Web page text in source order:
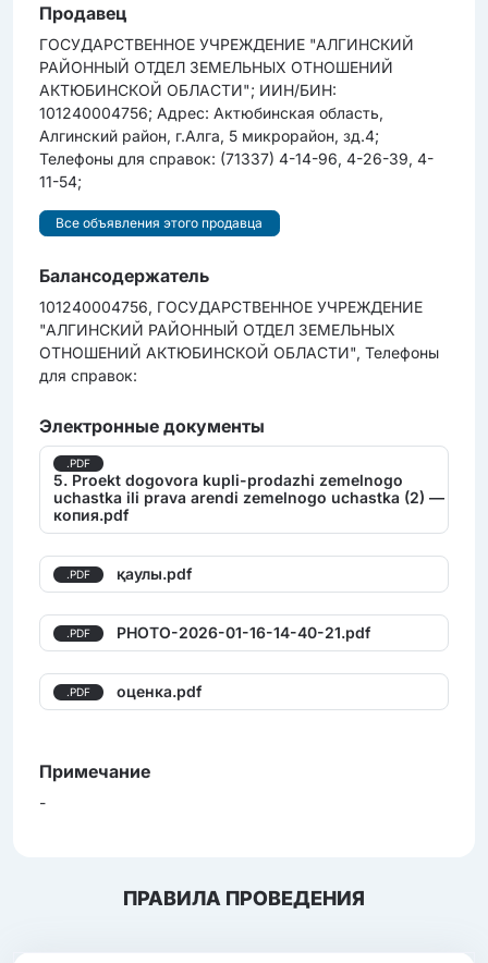
Продавец
ГОСУДАРСТВЕННОЕ УЧРЕЖДЕНИЕ "АЛГИНСКИЙ
РАЙОННЫЙ ОТДЕЛ ЗЕМЕЛЬНЫХ ОТНОШЕНИЙ
АКТЮБИНСКОЙ ОБЛАСТИ"; ИИН/БИН:
101240004756; Адрес: Актюбинская область,
Алгинский район, г.Алга, 5 микрорайон, зд.4;
Телефоны для справок: (71337) 4-14-96, 4-26-39, 4-
11-54;
Все объявления этого продавца
Балансодержатель
101240004756, ГОСУДАРСТВЕННОЕ УЧРЕЖДЕНИЕ
"АЛГИНСКИЙ РАЙОННЫЙ ОТДЕЛ ЗЕМЕЛЬНЫХ
ОТНОШЕНИЙ АКТЮБИНСКОЙ ОБЛАСТИ", Телефоны
для справок:
Электронные документы
.PDF
5. Proekt dogovora kupli-prodazhi zemelnogo
uchastka ili prava arendi zemelnogo uchastka (2) —
копия.pdf
.PDF қаулы.pdf
.PDF PHOTO-2026-01-16-14-40-21.pdf
.PDF оценка.pdf
Примечание
-
ПРАВИЛА ПРОВЕДЕНИЯ